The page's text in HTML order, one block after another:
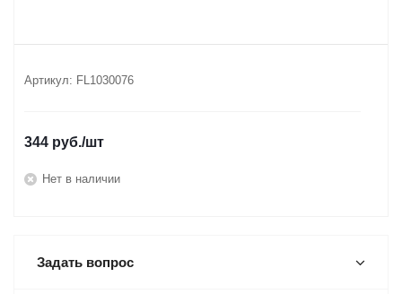
Артикул: FL1030076
344 руб./шт
Нет в наличии
Задать вопрос